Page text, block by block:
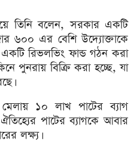
তিনি বলেন, সরকার একটি
৬০০ এর বেশি উদ্যোক্তাকে
রিভলভিং ফান্ড গঠন করা
পুনরায় বিক্রি করা হচ্ছে, যা
১০ লাখ পাটের ব্যাগ
ঐতিহ্যের পাটের ব্যাগকে আবার
লক্ষ্য।